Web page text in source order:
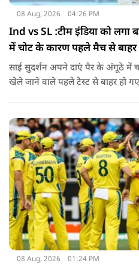
08 Aug, 2026 04:26 PM
Ind vs SL :टीम इंडिया को लगा
में चोट के कारण पहले मैच से बाहर
साई सुदर्शन अपने दाएं पैर के अंगूठे में
खेले जाने वाले पहले टेस्ट से बाहर हो
08 Aug, 2026 01:24 PM